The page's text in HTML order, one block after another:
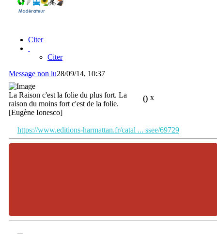
Citer
Citer
Message non lu28/09/14, 10:37
0 x
La Raison c'est la folie du plus fort. La
raison du moins fort c'est de la folie.
[Eugène Ionesco]
https://www.editions-harmattan.fr/catal ... ssee/69729